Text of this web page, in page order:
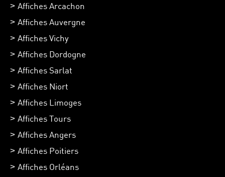
Affiches Arcachon
Affiches Auvergne
Affiches Vichy
Affiches Dordogne
Affiches Sarlat
Affiches Niort
Affiches Limoges
Affiches Tours
Affiches Angers
Affiches Poitiers
Affiches Orléans